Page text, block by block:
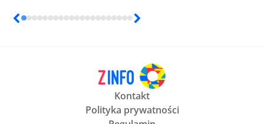
Kontakt
Polityka prywatności